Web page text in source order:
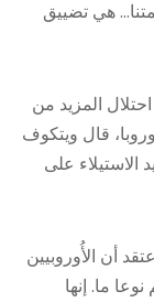
هي تضييق
المزيد من
قال ويتكوف
على
أن الأُوروبيين
ما. إنها